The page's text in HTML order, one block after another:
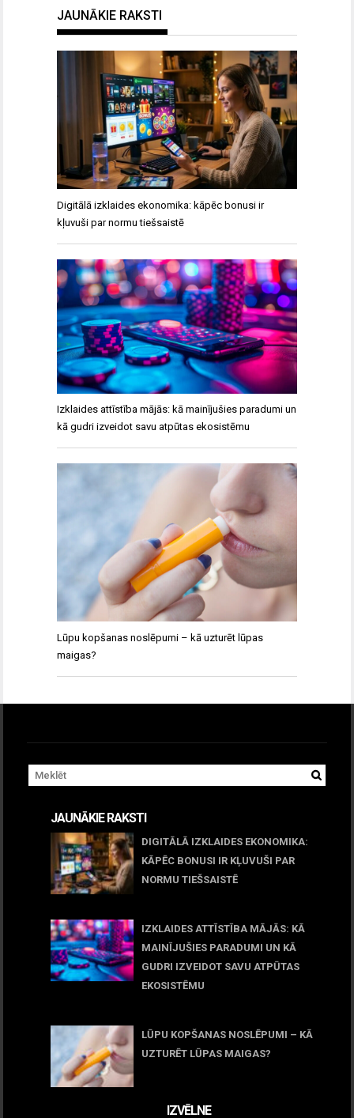
JAUNĀKIE RAKSTI
Digitālā izklaides ekonomika: kāpēc bonusi ir
kļuvuši par normu tiešsaistē
Izklaides attīstība mājās: kā mainījušies paradumi un
kā gudri izveidot savu atpūtas ekosistēmu
Lūpu kopšanas noslēpumi – kā uzturēt lūpas
maigas?
JAUNĀKIE RAKSTI
DIGITĀLĀ IZKLAIDES EKONOMIKA:
KĀPĒC BONUSI IR KĻUVUŠI PAR
NORMU TIEŠSAISTĒ
IZKLAIDES ATTĪSTĪBA MĀJĀS: KĀ
MAINĪJUŠIES PARADUMI UN KĀ
GUDRI IZVEIDOT SAVU ATPŪTAS
EKOSISTĒMU
LŪPU KOPŠANAS NOSLĒPUMI – KĀ
UZTURĒT LŪPAS MAIGAS?
IZVĒLNE